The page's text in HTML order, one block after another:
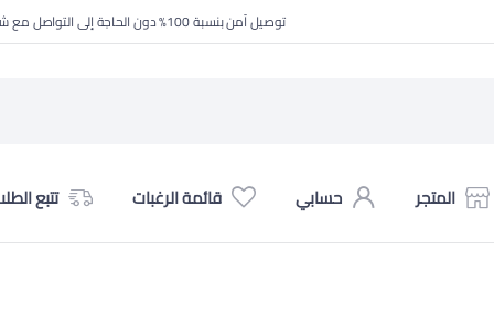
توصيل آمن بنسبة 100% دون الحاجة إلى التواصل مع شركة الشحن
المتجر حسابي قائمة الرغبات تتبع